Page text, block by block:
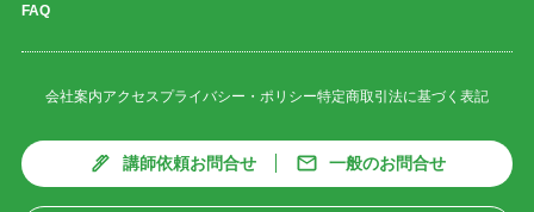
FAQ
会社案内アクセスプライバシー・ポリシー特定商取引法に基づく表記
講師依頼お問合せ 一般のお問合せ